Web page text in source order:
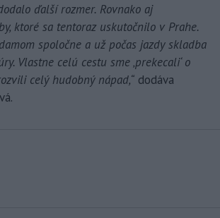
ďalší rozmer. Rovnako aj
ktoré sa tentoraz uskutočnilo v Prahe.
spoločne a už počas jazdy skladba
Vlastne celú cestu sme ‚prekecali‘ o
celý hudobný nápad,“ dodáva